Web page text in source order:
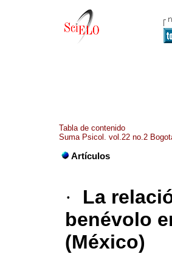
Tabla de contenido
Suma Psicol. vol.22 no.2
Artículos
·
La
benévolo
(México)